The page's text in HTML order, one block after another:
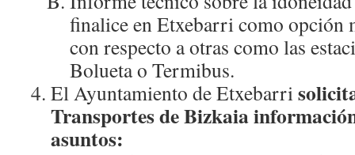
finalice en Etxebarri como opción
con respecto a otras como las
Bolueta o Termibus.
El Ayuntamiento de Etxebarri
Transportes de Bizkaia
asuntos: